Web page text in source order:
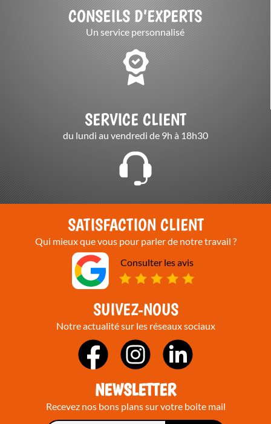
CONSEILS D’EXPERTS
Un service personnalisé
SERVICE CLIENT
du lundi au vendredi de 9h à 18h30
SATISFACTION CLIENT
Qui mieux que vous pour parler de notre travail ?
Consulter les avis
SUIVEZ-NOUS
Notre actualité sur les réseaux sociaux
NEWSLETTER
Recevez nos bons plans sur votre boite mail